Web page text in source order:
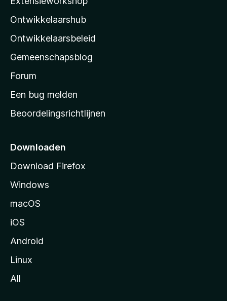
l
l
a
s
s
t
r
p
g
i
Ontwikkelaarshub
Ontwikkelaarsbeleid
Gemeenschapsblog
Forum
Een bug melden
Beoordelingsrichtlijnen
Downloaden
Download Firefox
Windows
macOS
iOS
Android
Linux
All